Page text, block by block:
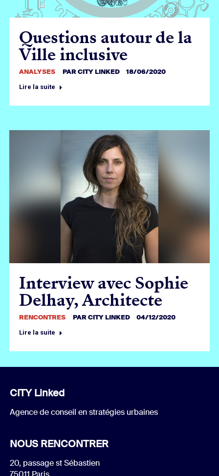
Questions autour de la
Ville inclusive
ANALYSES PARCITY LINKED 18/06/2020
Lire la suite
Interview avec Sophie
Delhay, Architecte
RENCONTRES PARCITY LINKED 04/12/2020
Lire la suite
CITY Linked
Agence de conseil en stratégies urbaines
NOUS RENCONTRER
20, passage st Sébastien